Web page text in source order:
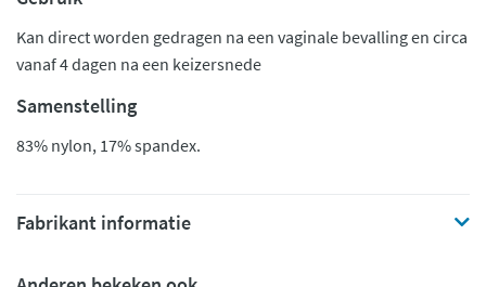
Kan direct worden gedragen na een vaginale bevalling en circa
vanaf 4 dagen na een keizersnede
Samenstelling
83% nylon, 17% spandex.
Fabrikant informatie